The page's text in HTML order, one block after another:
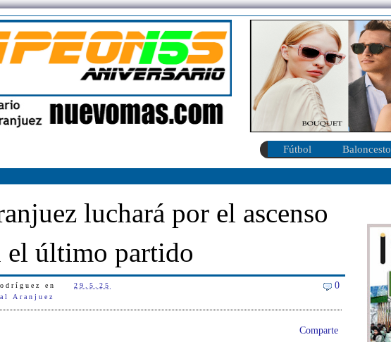
Fútbol Baloncesto
luchará por el ascenso
el último partido
en 29.5.25 0
Aranjuez
Comparte